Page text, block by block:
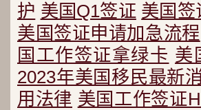
护 美国Q1签证 美国签
美国签证申请加急流程
国工作签证拿绿卡 美
2023年美国移民最新
用法律 美国工作签证